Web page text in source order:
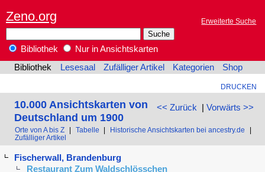
Zeno.org Erweiterte Suche
Bibliothek
Nur in Ansichtskarten
Bibliothek
Lesesaal Zufälliger Artikel Kategorien Shop
DRUCKEN
<< Zurück | Vorwärts >>
10.000 Ansichtskarten von
Deutschland um 1900
Orte von A bis Z Tabelle Historische Ansichtskarten bei ancestry.de
Zufälliger Artikel
Fischerwall, Brandenburg
Restaurant Zum Waldschlösschen